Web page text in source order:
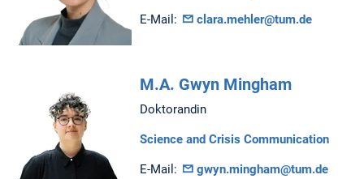
E-Mail: clara.mehler@tum.de
M.A. Gwyn Mingham
Doktorandin
Science and Crisis Communication
E-Mail: gwyn.mingham@tum.de